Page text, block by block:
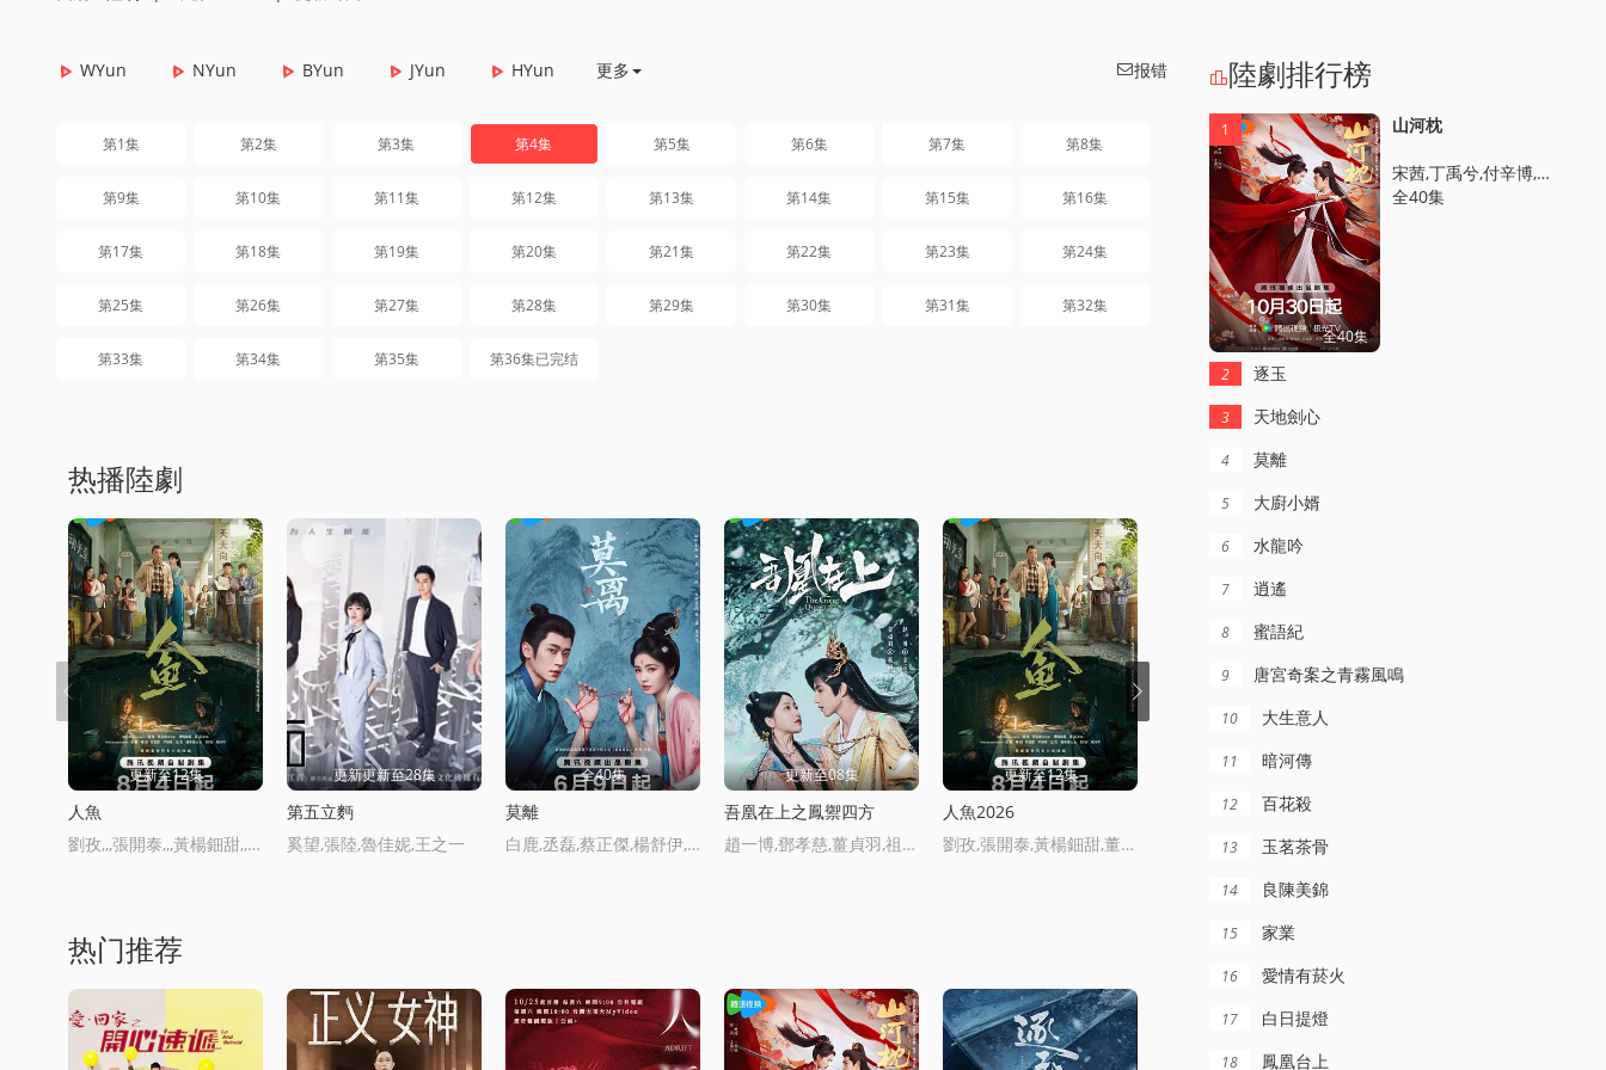
WYun NYun BYun JYun HYun 更多 报错
第1集 第2集 第3集 第4集 第5集 第6集 第7集 第8集
第9集 第10集 第11集 第12集 第13集 第14集 第15集 第16集
第17集 第18集 第19集 第20集 第21集 第22集 第23集 第24集
第25集 第26集 第27集 第28集 第29集 第30集 第31集 第32集
第33集 第34集 第35集 第36集已完结
热播陸劇
更新至12集
人魚
劉孜,,,張開泰,,,黃楊鈿甜,,,董勇,,,張帆,,,陳創,,,何思甜,,,張棪琰,,,羅海瓊,,,是安,,,趙健,,,段鈺,,,董曏榮,,,薛佳凝,,,方曉東,,,李慶譽,,,張譯文
更新更新至28集
第五立麪
奚望,張陸,魯佳妮,王之一
全40集
莫離
白鹿,丞磊,蔡正傑,楊舒伊,林沐然,董潔,宣言,張月,劉擎,邱心志
更新至08集
吾凰在上之鳳禦四方
趙一博,鄧孝慈,薑貞羽,祖懷,林亞鼕,杜煜,郝熠然,鄭千亦,侯明炫
更新至12集
人魚2026
劉孜,張開泰,黃楊鈿甜,董勇,張帆,陳創,何思甜,張棪琰,羅海瓊,是安,趙健,段鈺,董曏榮,薛佳凝,方曉東,李慶譽,張譯文
全32集
燦如繁星
热门推荐
陸劇排行榜
全40集
1 山河枕
宋茜,丁禹兮,付辛博,陳喬恩,梁雪峰,曹駿,周潔瓊,周大爲,丁嘉文,李歡,黃日瑩,孫藝甯,馬昊,徐沐嬋,安悅谿,韓雲雲,張天陽,王森,赫雷,馬夢唯,薑卓君,趙詩意,邵偉桐,丁映智,郎鵬,方曉莉,梁睿瓏
全40集
2 逐玉
3 天地劍心
4 莫離
5 大廚小婿
6 水龍吟
7 逍遙
8 蜜語紀
9 唐宮奇案之青霧風鳴
10 大生意人
11 暗河傳
12 百花殺
13 玉茗茶骨
14 良陳美錦
15 家業
16 愛情有菸火
17 白日提燈
18 鳳凰台上